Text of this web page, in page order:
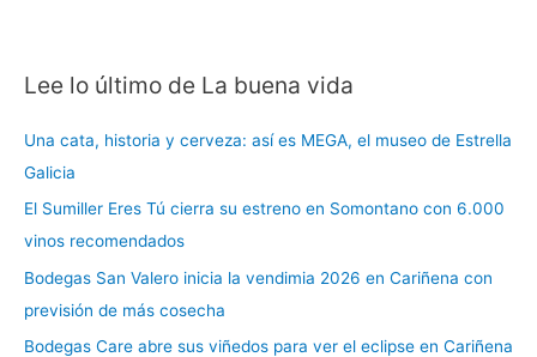
Lee lo último de La buena vida
Una cata, historia y cerveza: así es MEGA, el museo de Estrella
Galicia
El Sumiller Eres Tú cierra su estreno en Somontano con 6.000
vinos recomendados
Bodegas San Valero inicia la vendimia 2026 en Cariñena con
previsión de más cosecha
Bodegas Care abre sus viñedos para ver el eclipse en Cariñena
C
t
e
g
o
r
í
a